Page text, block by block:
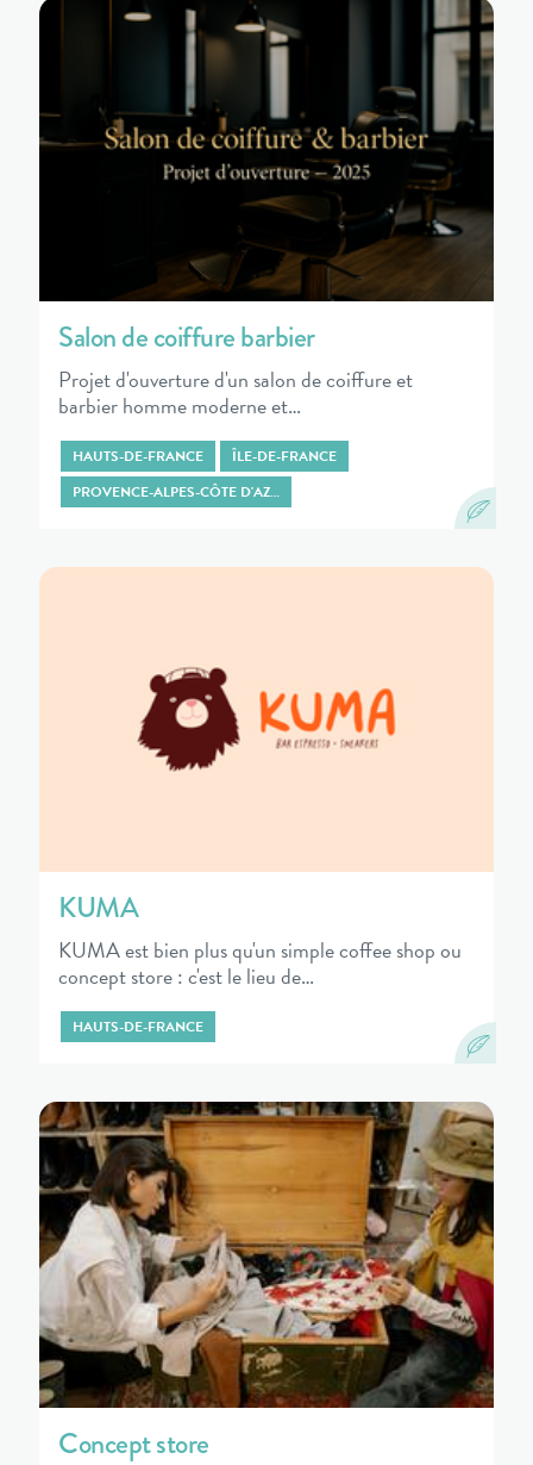
Salon de coiffure barbier
Projet d'ouverture d'un salon de coiffure et
barbier homme moderne et…
HAUTS-DE-FRANCE
ÎLE-DE-FRANCE
PROVENCE-ALPES-CÔTE D'AZ…
KUMA
KUMA est bien plus qu'un simple coffee shop ou
concept store : c'est le lieu de…
HAUTS-DE-FRANCE
Concept store